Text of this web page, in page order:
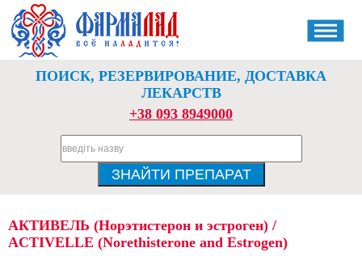
ПОИСК, РЕЗЕРВИРОВАНИЕ, ДОСТАВКА
ЛЕКАРСТВ
+38 093 8949000
АКТИВЕЛЬ (Норэтистерон и эстроген) /
ACTIVELLE (Norethisterone and Estrogen)